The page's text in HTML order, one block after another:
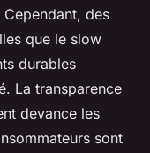
des
que le slow
durables
La transparence
devance les
sont